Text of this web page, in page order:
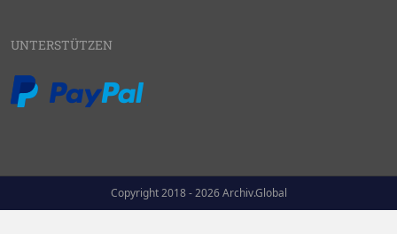
UNTERSTÜTZEN
Copyright 2018 - 2026 Archiv.Global